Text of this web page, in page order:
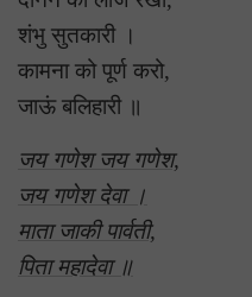
शंभु सुतकारी ।
कामना को पूर्ण करो,
जाऊं बलिहारी ॥
जय गणेश जय गणेश,
जय गणेश देवा ।
माता जाकी पार्वती,
पिता महादेवा ॥